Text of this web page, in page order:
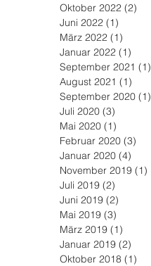
Oktober 2022 (2)
Juni 2022 (1)
März 2022 (1)
Januar 2022 (1)
September 2021 (1)
August 2021 (1)
September 2020 (1)
Juli 2020 (3)
Mai 2020 (1)
Februar 2020 (3)
Januar 2020 (4)
November 2019 (1)
Juli 2019 (2)
Juni 2019 (2)
Mai 2019 (3)
März 2019 (1)
Januar 2019 (2)
Oktober 2018 (1)